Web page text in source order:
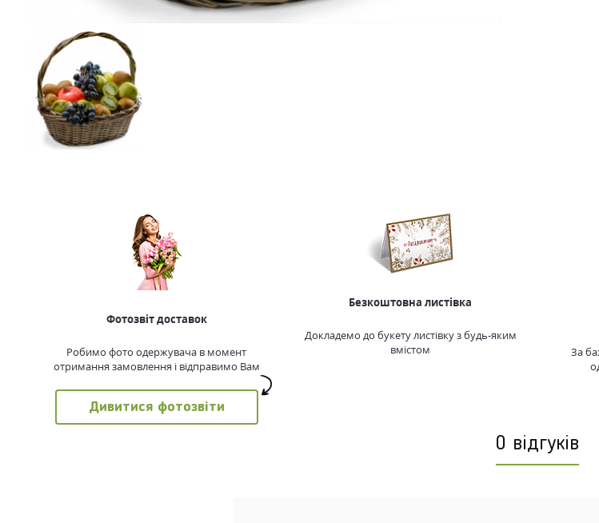
Фотозвіт доставок
Робимо фото одержувача в момент
отримання замовлення і відправимо Вам
Дивитися фотозвіти
Безкоштовна листівка
Докладемо до букету листівку з будь-яким
вмістом
За
0 відгуків